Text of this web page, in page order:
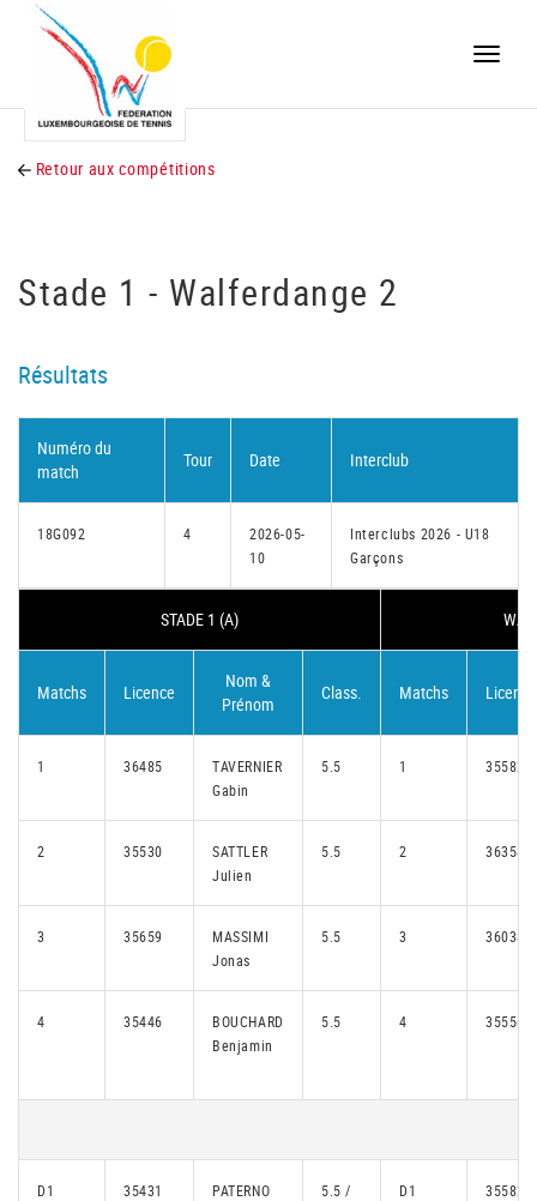
Toggle
Retour aux compétitions
Stade 1 - Walferdange 2
Résultats
Numéro du
match
Tour Date Interclub
18G092 4
2026-05-
10
Interclubs 2026 - U18
Garçons
STADE 1 (A)
Matchs Licence
Nom &
Prénom
Class. Matchs Licence
1 36485
TAVERNIER
Gabin
5.5 1 35582
2 35530
SATTLER
Julien
5.5 2 36358
3 35659
MASSIMI
Jonas
5.5 3 36038
4 35446
BOUCHARD
Benjamin
5.5 4 35556
D1 35431
PATERNO
5.5 /
D1 35582